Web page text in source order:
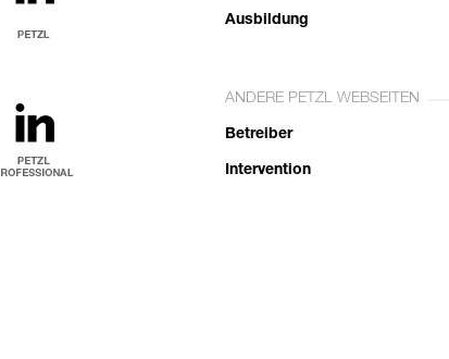
Ausbildung
ANDERE PETZL WEBSEITEN
Betreiber
Intervention